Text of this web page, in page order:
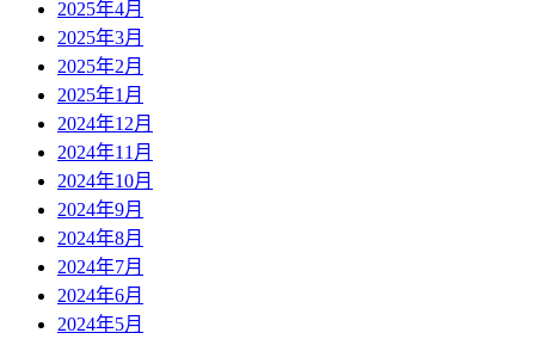
2025年4月
2025年3月
2025年2月
2025年1月
2024年12月
2024年11月
2024年10月
2024年9月
2024年8月
2024年7月
2024年6月
2024年5月